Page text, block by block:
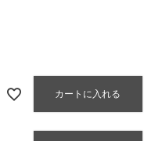
カートに入れる